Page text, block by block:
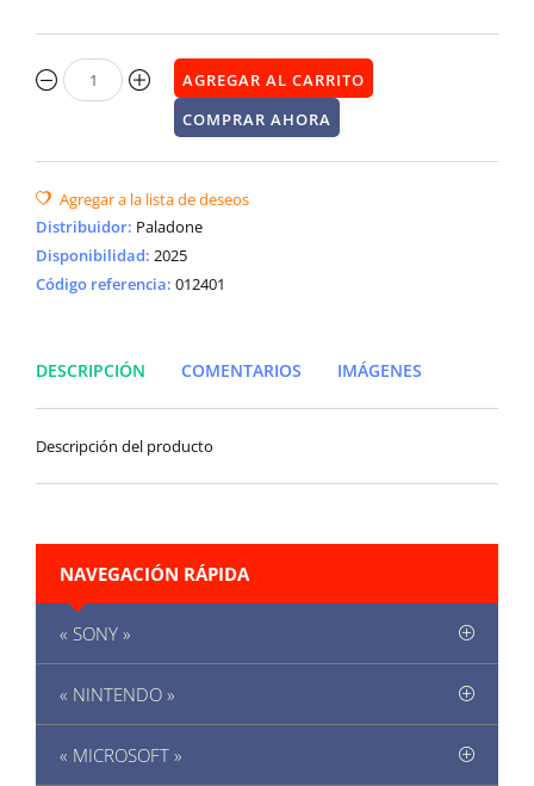
Distribuidor: Paladone
Disponibilidad: 2025
Código referencia: 012401
DESCRIPCIÓN COMENTARIOS IMÁGENES
Descripción del producto
NAVEGACIÓN RÁPIDA
« SONY »
« NINTENDO »
« MICROSOFT »